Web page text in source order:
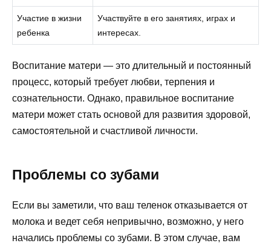
Участие в жизни
ребенка
Участвуйте в его занятиях, играх и
интересах.
Воспитание матери — это длительный и постоянный
процесс, который требует любви, терпения и
сознательности. Однако, правильное воспитание
матери может стать основой для развития здоровой,
самостоятельной и счастливой личности.
Проблемы со зубами
Если вы заметили, что ваш теленок отказывается от
молока и ведет себя непривычно, возможно, у него
начались проблемы со зубами. В этом случае, вам